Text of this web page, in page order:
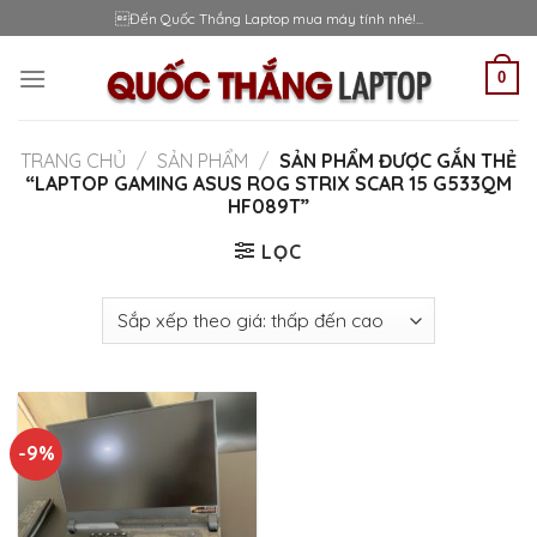
to
content
Đến Quốc Thắng Laptop mua máy tính nhé!...
0
TRANG CHỦ / SẢN PHẨM / SẢN PHẨM ĐƯỢC GẮN THẺ
“LAPTOP GAMING ASUS ROG STRIX SCAR 15 G533QM
HF089T”
LỌC
-9%